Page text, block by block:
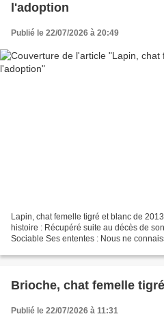
l'adoption
Publié le 22/07/2026 à 20:49
Lapin, chat femelle tigré et blanc de
histoire : Récupéré suite au décès de
Sociable Ses ententes : Nous ne
Brioche, chat femelle
Publié le 22/07/2026 à 11:31